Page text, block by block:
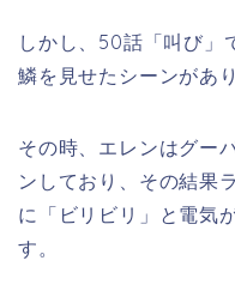
しかし、50話「叫び」
鱗を見せたシーンがあ
その時、エレンはグー
ンしており、その結果
に「ビリビリ」と電気
す。